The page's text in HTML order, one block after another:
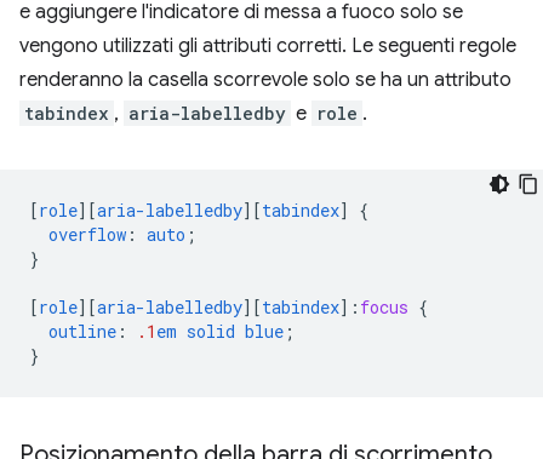
e aggiungere l'indicatore di messa a fuoco solo se
vengono utilizzati gli attributi corretti. Le seguenti regole
renderanno la casella scorrevole solo se ha un attributo
tabindex , aria-labelledby e role .
[role][aria-labelledby][tabindex]
{
overflow : auto ;
}
[role][aria-labelledby][tabindex] : focus {
outline : .1 em solid blue ;
}